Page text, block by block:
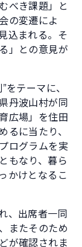
べき課題」と
の変遷によ
込まれる。そ
」との意見が
をテーマに、
丹波山村が同
広場」を住田
るに当たり、
ログラムを実
もなり、暮ら
かけとなるこ
、出席者一同
またそのため
が確認されま